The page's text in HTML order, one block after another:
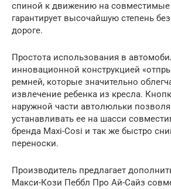
спиной к движению на совместимые
гарантирует высочайшую степень
дороге.
Простота использования в
инновационной конструкцией
ремней, которые значительно
извлечение ребенка из кресла.
наружной части автолюльки
устанавливать ее на шасси
бренда Maxi-Cosi и так же быстро
переноски.
Производитель предлагает
Макси-Кози Пеббл Про Ай-Сайз